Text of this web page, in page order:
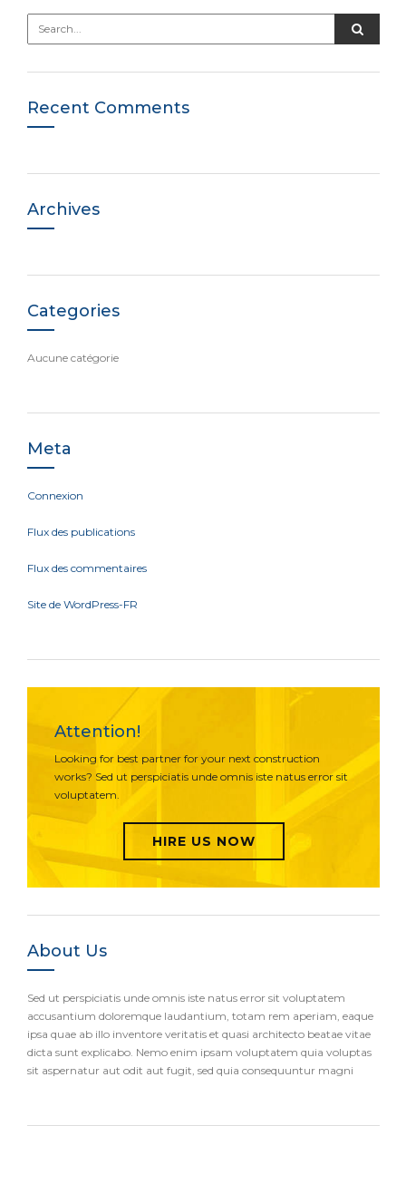
Recent Comments
Archives
Categories
Aucune catégorie
Meta
Connexion
Flux des publications
Flux des commentaires
Site de WordPress-FR
Attention!
Looking for best partner for your next construction
works? Sed ut perspiciatis unde omnis iste natus error sit
voluptatem.
HIRE US NOW
About Us
Sed ut perspiciatis unde omnis iste natus error sit voluptatem
accusantium doloremque laudantium, totam rem aperiam, eaque
ipsa quae ab illo inventore veritatis et quasi architecto beatae vitae
dicta sunt explicabo. Nemo enim ipsam voluptatem quia voluptas
sit aspernatur aut odit aut fugit, sed quia consequuntur magni